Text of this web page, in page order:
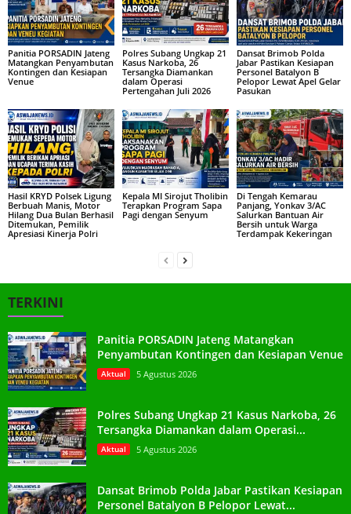
Panitia PORSADIN Jateng
Matangkan Penyambutan
Kontingen dan Kesiapan
Venue
Polres Subang Ungkap 21
Kasus Narkoba, 26
Tersangka Diamankan
dalam Operasi
Pertengahan Juli 2026
Dansat Brimob Polda
Jabar Pastikan Kesiapan
Personel Batalyon B
Pelopor Lewat Apel Gelar
Pasukan
Hasil KRYD Polsek Ligung
Berbuah Manis, Motor
Hilang Dua Bulan Berhasil
Ditemukan, Pemilik
Apresiasi Kinerja Polri
Kepala MI Sirojut Tholibin
Terapkan Program Sapa
Pagi dengan Senyum
Di Tengah Kemarau
Panjang, Yonkav 3/AC
Salurkan Bantuan Air
Bersih untuk Warga
Terdampak Kekeringan
TERKINI
Panitia PORSADIN Jateng Matangkan
Penyambutan Kontingen dan Kesiapan Venue
Aktual 5 Agustus 2026
Polres Subang Ungkap 21 Kasus Narkoba, 26
Tersangka Diamankan dalam Operasi...
Aktual 5 Agustus 2026
Dansat Brimob Polda Jabar Pastikan Kesiapan
Personel Batalyon B Pelopor Lewat...